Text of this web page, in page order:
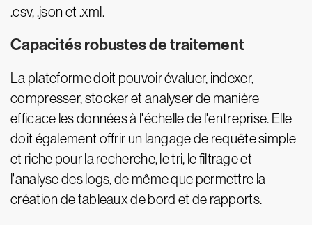
.csv, .json et .xml.
Capacités robustes de traitement
La plateforme doit pouvoir évaluer, indexer,
compresser, stocker et analyser de manière
efficace les données à l'échelle de l'entreprise. Elle
doit également offrir un langage de requête simple
et riche pour la recherche, le tri, le filtrage et
l'analyse des logs, de même que permettre la
création de tableaux de bord et de rapports.